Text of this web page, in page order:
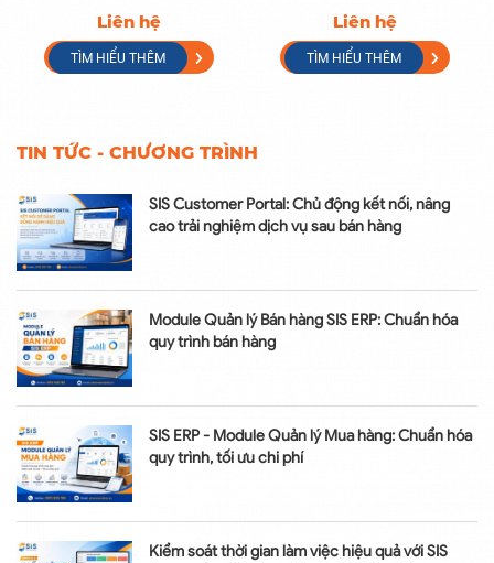
TIN TỨC - CHƯƠNG TRÌNH
SIS Customer Portal: Chủ động kết nối, nâng
cao trải nghiệm dịch vụ sau bán hàng
Module Quản lý Bán hàng SIS ERP: Chuẩn hóa
quy trình bán hàng
SIS ERP - Module Quản lý Mua hàng: Chuẩn hóa
quy trình, tối ưu chi phí
Kiểm soát thời gian làm việc hiệu quả với SIS
Liên hệ
TÌM HIỂU THÊM
Liên hệ
TÌM HIỂU THÊM